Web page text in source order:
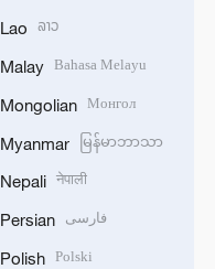
Lao ລາວ
Malay Bahasa Melayu
Mongolian Монгол
Myanmar မြန်မာဘာသာ
Nepali नेपाली
Persian فارسی
Polish Polski